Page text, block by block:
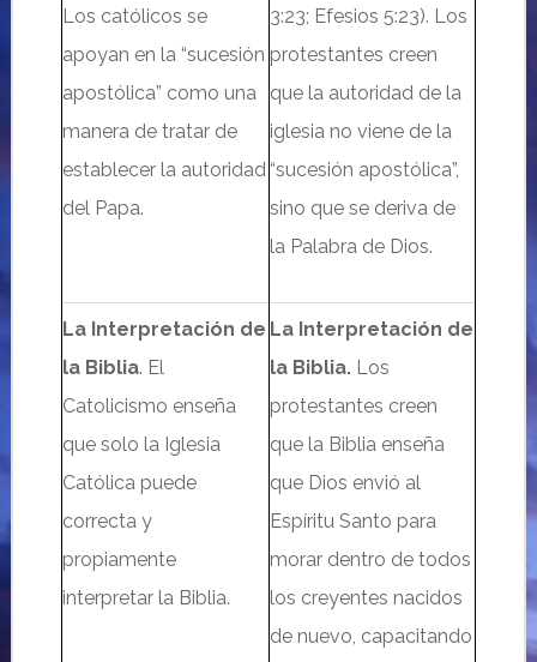
Los católicos se
apoyan en la “sucesión
apostólica” como una
manera de tratar de
establecer la autoridad
del Papa.
3:23; Efesios 5:23). Los
protestantes creen
que la autoridad de la
iglesia no viene de la
“sucesión apostólica”,
sino que se deriva de
la Palabra de Dios.
La Interpretación de
la Biblia. El
Catolicismo enseña
que solo la Iglesia
Católica puede
correcta y
propiamente
interpretar la Biblia.
La Interpretación de
la Biblia. Los
protestantes creen
que la Biblia enseña
que Dios envió al
Espíritu Santo para
morar dentro de todos
los creyentes nacidos
de nuevo, capacitando